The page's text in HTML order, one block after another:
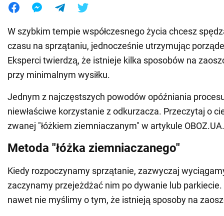
W szybkim tempie współczesnego życia chcesz
czasu na sprzątaniu, jednocześnie utrzymując
Eksperci twierdzą, że istnieje kilka sposobów na
przy minimalnym wysiłku.
Jednym z najczęstszych powodów opóźniania
niewłaściwe korzystanie z odkurzacza. Przeczytaj o
zwanej "łóżkiem ziemniaczanym" w artykule OBOZ.UA.
Metoda "łóżka ziemniaczanego"
Kiedy rozpoczynamy sprzątanie, zazwyczaj
zaczynamy przejeżdżać nim po dywanie lub
nawet nie myślimy o tym, że istnieją sposoby na